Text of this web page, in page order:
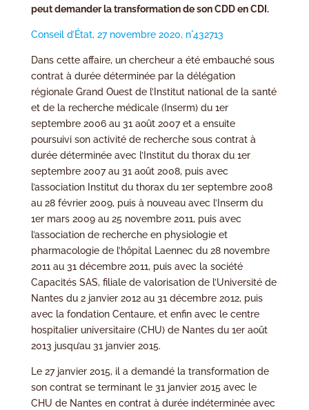
peut demander la transformation de son CDD en CDI.
Conseil d’État, 27 novembre 2020, n°432713
Dans cette affaire, un chercheur a été embauché sous
contrat à durée déterminée par la délégation
régionale Grand Ouest de l’Institut national de la santé
et de la recherche médicale (Inserm) du 1er
septembre 2006 au 31 août 2007 et a ensuite
poursuivi son activité de recherche sous contrat à
durée déterminée avec l’Institut du thorax du 1er
septembre 2007 au 31 août 2008, puis avec
l’association Institut du thorax du 1er septembre 2008
au 28 février 2009, puis à nouveau avec l’Inserm du
1er mars 2009 au 25 novembre 2011, puis avec
l’association de recherche en physiologie et
pharmacologie de l’hôpital Laennec du 28 novembre
2011 au 31 décembre 2011, puis avec la société
Capacités SAS, filiale de valorisation de l’Université de
Nantes du 2 janvier 2012 au 31 décembre 2012, puis
avec la fondation Centaure, et enfin avec le centre
hospitalier universitaire (CHU) de Nantes du 1er août
2013 jusqu’au 31 janvier 2015.
Le 27 janvier 2015, il a demandé la transformation de
son contrat se terminant le 31 janvier 2015 avec le
CHU de Nantes en contrat à durée indéterminée avec